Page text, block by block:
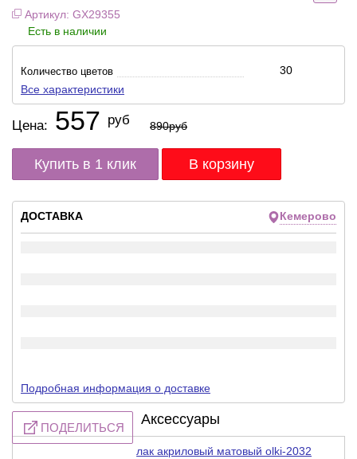
Артикул: GX29355
Есть в наличии
Количество цветов
30
Все характеристики
Цена: 557 руб 890руб
Купить в 1 клик
ДОСТАВКА Кемерово
Подробная информация о доставке
ПОДЕЛИТЬСЯ
Аксессуары
лак акриловый матовый olki-2032